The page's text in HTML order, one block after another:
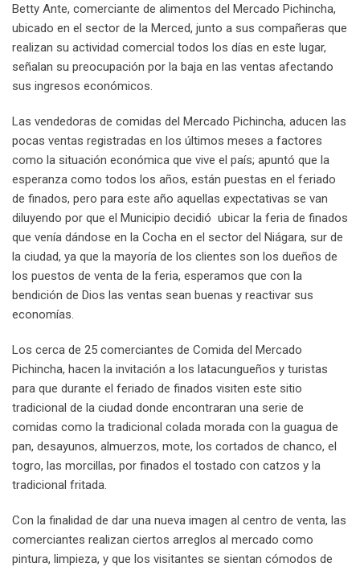
Betty Ante, comerciante de alimentos del Mercado Pichincha,
ubicado en el sector de la Merced, junto a sus compañeras que
realizan su actividad comercial todos los días en este lugar,
señalan su preocupación por la baja en las ventas afectando
sus ingresos económicos.
Las vendedoras de comidas del Mercado Pichincha, aducen las
pocas ventas registradas en los últimos meses a factores
como la situación económica que vive el país; apuntó que la
esperanza como todos los años, están puestas en el feriado
de finados, pero para este año aquellas expectativas se van
diluyendo por que el Municipio decidió ubicar la feria de finados
que venía dándose en la Cocha en el sector del Niágara, sur de
la ciudad, ya que la mayoría de los clientes son los dueños de
los puestos de venta de la feria, esperamos que con la
bendición de Dios las ventas sean buenas y reactivar sus
economías.
Los cerca de 25 comerciantes de Comida del Mercado
Pichincha, hacen la invitación a los latacungueños y turistas
para que durante el feriado de finados visiten este sitio
tradicional de la ciudad donde encontraran una serie de
comidas como la tradicional colada morada con la guagua de
pan, desayunos, almuerzos, mote, los cortados de chanco, el
togro, las morcillas, por finados el tostado con catzos y la
tradicional fritada.
Con la finalidad de dar una nueva imagen al centro de venta, las
comerciantes realizan ciertos arreglos al mercado como
pintura, limpieza, y que los visitantes se sientan cómodos de